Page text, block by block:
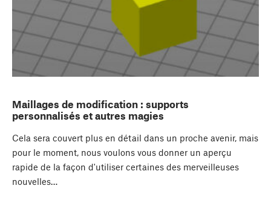
Maillages de modification : supports
personnalisés et autres magies
Cela sera couvert plus en détail dans un proche avenir, mais
pour le moment, nous voulons vous donner un aperçu
rapide de la façon d'utiliser certaines des merveilleuses
nouvelles…